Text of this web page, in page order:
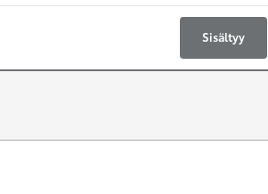
Sisältyy